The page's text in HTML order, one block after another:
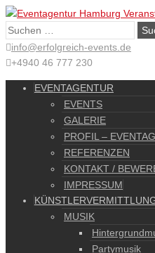
Suche
nach:
info@erfolgreich-events.de
+4940 46 777 230
EVENTAGENTUR
EVENTS
GALERIE
PROFIL –
REFERENZEN
KONTAKT /
IMPRESSUM
MUSIK
Partymusik